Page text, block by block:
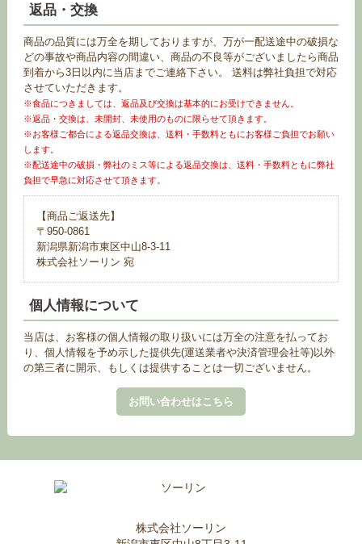
返品・交換
商品の品質には万全を期しておりますが、万が一配送途中の破損な
どの事故や商品内容の間違い、商品の不良等がございましたら商品
到着から3日以内に当店までご連絡下さい。 送料は弊社負担で対応
させていただきます。
※食品につきましては、返品及び交換は基本的にお受けできません。
※返品・交換は、未開封、未使用のものに限らせて頂きます。
※お客様ご都合による返品交換は、送料・手数料ともにお客様ご負担でお願い
します。
※配送途中の破損・弊社のミス等による返品交換は、送料・手数料ともに弊社
負担で早急に対応させて頂きます。
【商品ご返送先】
〒950-0861
新潟県新潟市東区中山8-3-11
株式会社ソーリン 宛
個人情報について
当店は、お客様の個人情報の取り扱いには万全の注意を払ってお
り、個人情報を予め示した提供先(運送業者や決済管理会社等)以外
の第三者に開示、もしくは提供することは一切ございません。
お問い合わせはこちら
株式会社ソーリン